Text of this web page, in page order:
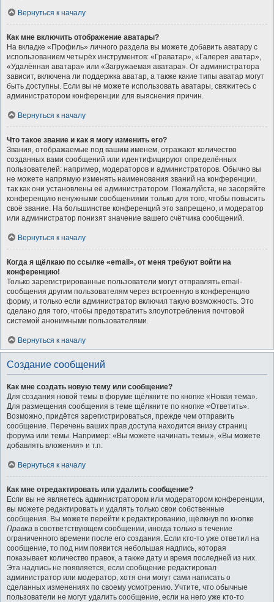
Вернуться к началу
Как мне включить отображение аватары?
На вкладке «Профиль» личного раздела вы можете добавить аватару с
использованием четырёх инструментов: «Граватар», «Галерея аватар»,
«Удалённая аватара» или «Загружаемая аватара». От администратора
зависит, включена ли поддержка аватар, а также какие типы аватар могут
быть доступны. Если вы не можете использовать аватары, свяжитесь с
администратором конференции для выяснения причин.
Вернуться к началу
Что такое звание и как я могу изменить его?
Звания, отображаемые под вашим именем, отражают количество
созданных вами сообщений или идентифицируют определённых
пользователей: например, модераторов и администраторов. Обычно вы
не можете напрямую изменять наименования званий на конференции,
так как они установлены её администратором. Пожалуйста, не засоряйте
конференцию ненужными сообщениями только для того, чтобы повысить
своё звание. На большинстве конференций это запрещено, и модератор
или администратор понизят значение вашего счётчика сообщений.
Вернуться к началу
Когда я щёлкаю по ссылке «email», от меня требуют войти на
конференцию!
Только зарегистрированные пользователи могут отправлять email-
сообщения другим пользователям через встроенную в конференцию
форму, и только если администратор включил такую возможность. Это
сделано для того, чтобы предотвратить злоупотребления почтовой
системой анонимными пользователями.
Вернуться к началу
Создание сообщений
Как мне создать новую тему или сообщение?
Для создания новой темы в форуме щёлкните по кнопке «Новая тема».
Для размещения сообщения в теме щёлкните по кнопке «Ответить».
Возможно, придётся зарегистрироваться, прежде чем отправить
сообщение. Перечень ваших прав доступа находится внизу страниц
форума или темы. Например: «Вы можете начинать темы», «Вы можете
добавлять вложения» и т.п.
Вернуться к началу
Как мне отредактировать или удалить сообщение?
Если вы не являетесь администратором или модератором конференции,
вы можете редактировать и удалять только свои собственные
сообщения. Вы можете перейти к редактированию, щёлкнув по кнопке
Правка в соответствующем сообщении, иногда только в течение
ограниченного времени после его создания. Если кто-то уже ответил на
сообщение, то под ним появится небольшая надпись, которая
показывает количество правок, а также дату и время последней из них.
Эта надпись не появляется, если сообщение редактировал
администратор или модератор, хотя они могут сами написать о
сделанных изменениях по своему усмотрению. Учтите, что обычные
пользователи не могут удалить сообщение, если на него уже кто-то